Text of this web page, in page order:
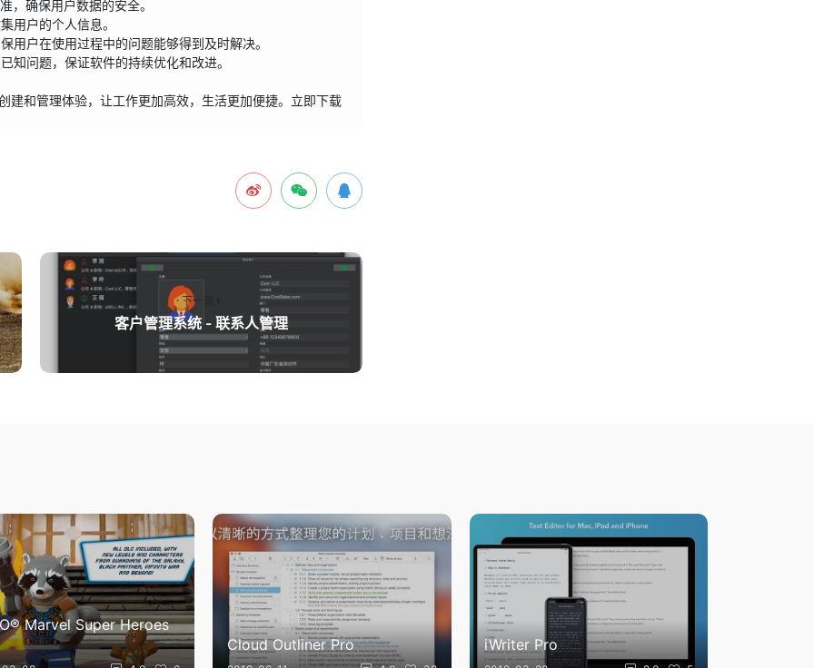
确保用户数据的安全。
用户的个人信息。
户在使用过程中的问题能够得到及时解决。
问题，保证软件的持续优化和改进。
和管理体验，让工作更加高效，生活更加便捷。立即下载
下一篇
客户管理系统 - 联系人管理
Marvel Super Heroes
Cloud Outliner Pro iWriter Pro